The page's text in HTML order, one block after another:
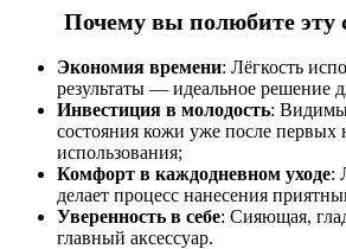
Почему вы полюбите эту
Экономия времени: Лёгкость
результаты — идеальное решение
Инвестиция в молодость:
состояния кожи уже после первых
использования;
Комфорт в каждодневном уходе:
делает процесс нанесения
Уверенность в себе: Сияющая,
главный аксессуар.